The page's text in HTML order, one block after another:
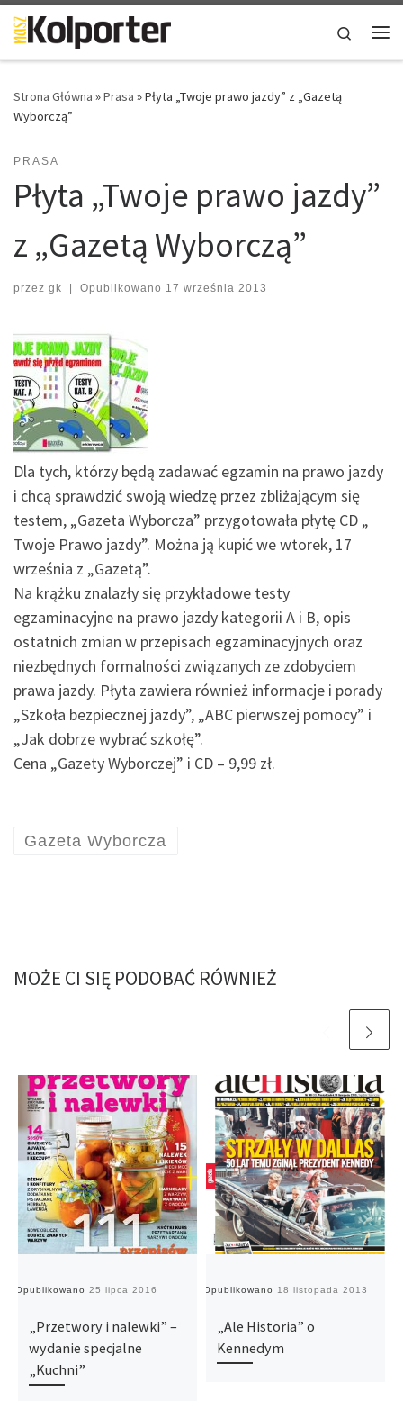
Skip to content
Search
Strona Główna »Prasa »Płyta „Twoje prawo jazdy” z „Gazetą
Wyborczą”
PRASA
Płyta „Twoje prawo jazdy”
z „Gazetą Wyborczą”
przez gk | Opublikowano 17 września 2013
Dla tych, którzy będą zadawać egzamin na prawo jazdy
i chcą sprawdzić swoją wiedzę przez zbliżającym się
testem, „Gazeta Wyborcza” przygotowała płytę CD „
Twoje Prawo jazdy”. Można ją kupić we wtorek, 17
września z „Gazetą”.
Na krążku znalazły się przykładowe testy
egzaminacyjne na prawo jazdy kategorii A i B, opis
ostatnich zmian w przepisach egzaminacyjnych oraz
niezbędnych formalności związanych ze zdobyciem
prawa jazdy. Płyta zawiera również informacje i porady
„Szkoła bezpiecznej jazdy”, „ABC pierwszej pomocy” i
„Jak dobrze wybrać szkołę”.
Cena „Gazety Wyborczej” i CD – 9,99 zł.
Gazeta Wyborcza
MOŻE CI SIĘ PODOBAĆ RÓWNIEŻ
Opublikowano 25 lipca 2016
„Przetwory i nalewki” –
wydanie specjalne
„Kuchni”
Opublikowano 18 listopada 2013
„Ale Historia” o
Kennedym